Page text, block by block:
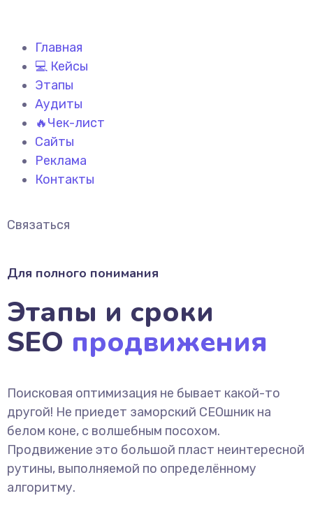
Главная
💻 Кейсы
Этапы
Аудиты
🔥Чек-лист
Сайты
Реклама
Контакты
Связаться
Для полного понимания
Этапы и сроки
SEO продвижения
Поисковая оптимизация не бывает какой-то
другой! Не приедет заморский СЕОшник на
белом коне, с волшебным посохом.
Продвижение это большой пласт неинтересной
рутины, выполняемой по определённому
алгоритму.